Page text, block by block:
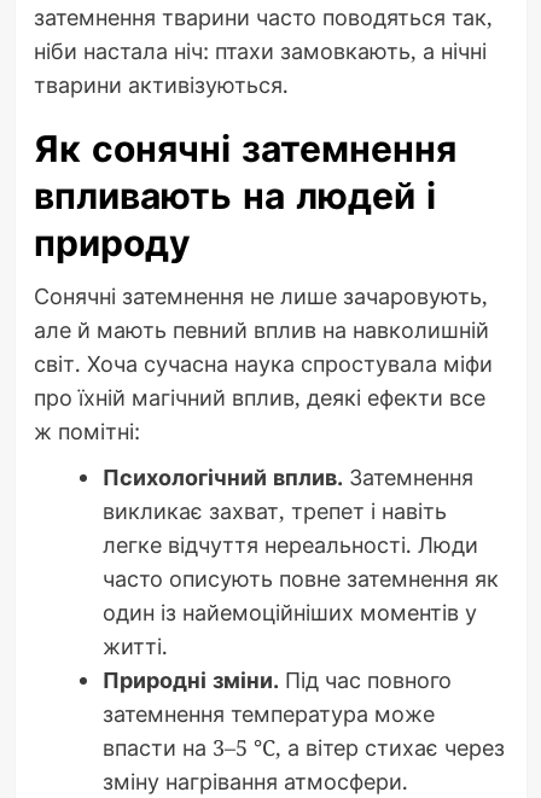
затемнення тварини часто поводяться так,
ніби настала ніч: птахи замовкають, а нічні
тварини активізуються.
Як сонячні затемнення
впливають на людей і
природу
Сонячні затемнення не лише зачаровують,
але й мають певний вплив на навколишній
світ. Хоча сучасна наука спростувала міфи
про їхній магічний вплив, деякі ефекти все
ж помітні:
Психологічний вплив. Затемнення
викликає захват, трепет і навіть
легке відчуття нереальності. Люди
часто описують повне затемнення як
один із найемоційніших моментів у
житті.
Природні зміни. Під час повного
затемнення температура може
впасти на 3–5 °C, а вітер стихає через
зміну нагрівання атмосфери.